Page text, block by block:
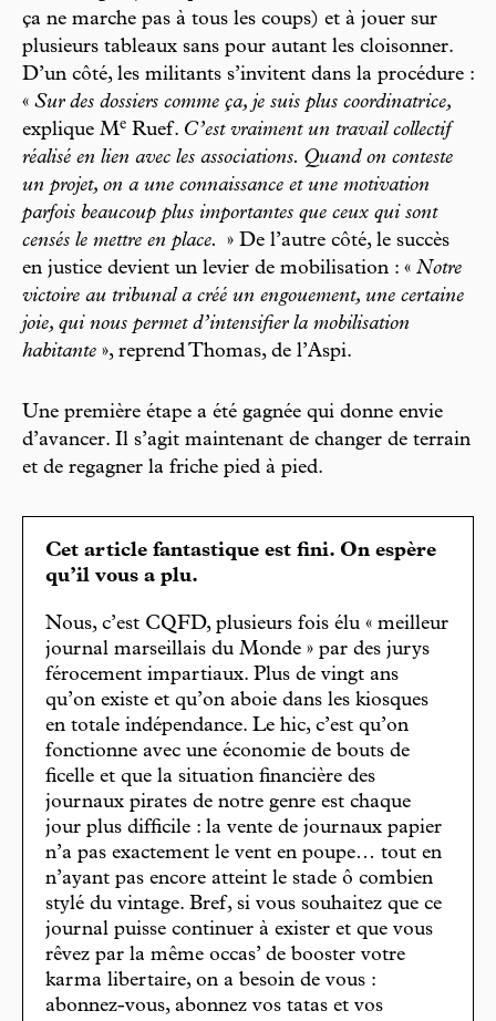
ça ne marche pas à tous les coups) et à jouer sur
plusieurs tableaux sans pour autant les cloisonner.
D’un côté, les militants s’invitent dans la procédure :
« Sur des dossiers comme ça, je suis plus coordinatrice,
explique Me Ruef. C’est vraiment un travail collectif
réalisé en lien avec les associations. Quand on conteste
un projet, on a une connaissance et une motivation
parfois beaucoup plus importantes que ceux qui sont
censés le mettre en place.
» De l’autre côté, le succès
en justice devient un levier de mobilisation : « Notre
victoire au tribunal a créé un engouement, une certaine
joie, qui nous permet d’intensifier la mobilisation
habitante », reprend Thomas, de l’Aspi.
Une première étape a été gagnée qui donne envie
d’avancer. Il s’agit maintenant de changer de terrain
et de regagner la friche pied à pied.
Cet article fantastique est fini. On espère
qu’il vous a plu.
Nous, c’est CQFD, plusieurs fois élu « meilleur
journal marseillais du Monde » par des jurys
férocement impartiaux. Plus de vingt ans
qu’on existe et qu’on aboie dans les kiosques
en totale indépendance. Le hic, c’est qu’on
fonctionne avec une économie de bouts de
ficelle et que la situation financière des
journaux pirates de notre genre est chaque
jour plus difficile : la vente de journaux papier
n’a pas exactement le vent en poupe… tout en
n’ayant pas encore atteint le stade ô combien
stylé du vintage. Bref, si vous souhaitez que ce
journal puisse continuer à exister et que vous
rêvez par la même occas’ de booster votre
karma libertaire, on a besoin de vous :
abonnez-vous, abonnez vos tatas et vos